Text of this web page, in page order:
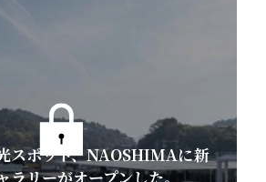
スポット、NAOSHIMAに新
ラリーがオープンした。